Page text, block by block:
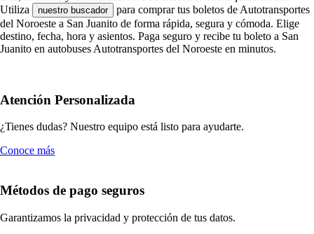
Utiliza
nuestro buscador
para comprar tus boletos de Autotransportes
del Noroeste a San Juanito de forma rápida, segura y cómoda. Elige
destino, fecha, hora y asientos. Paga seguro y recibe tu boleto a San
Juanito en autobuses Autotransportes del Noroeste en minutos.
Atención Personalizada
¿Tienes dudas? Nuestro equipo está listo para ayudarte.
Conoce más
Métodos de pago seguros
Garantizamos la privacidad y protección de tus datos.